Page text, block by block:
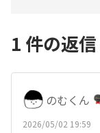
1 件の返信
のむくん
2026/05/02 19:59